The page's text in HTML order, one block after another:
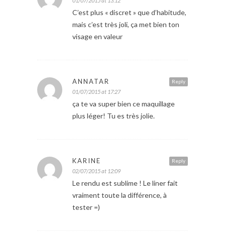
C’est plus « discret » que d’habitude,
mais c’est très joli, ça met bien ton
visage en valeur
Reply
ANNATAR
01/07/2015 at 17:27
ça te va super bien ce maquillage
plus léger! Tu es très jolie.
Reply
KARINE
02/07/2015 at 12:09
Le rendu est sublime ! Le liner fait
vraiment toute la différence, à
tester =)